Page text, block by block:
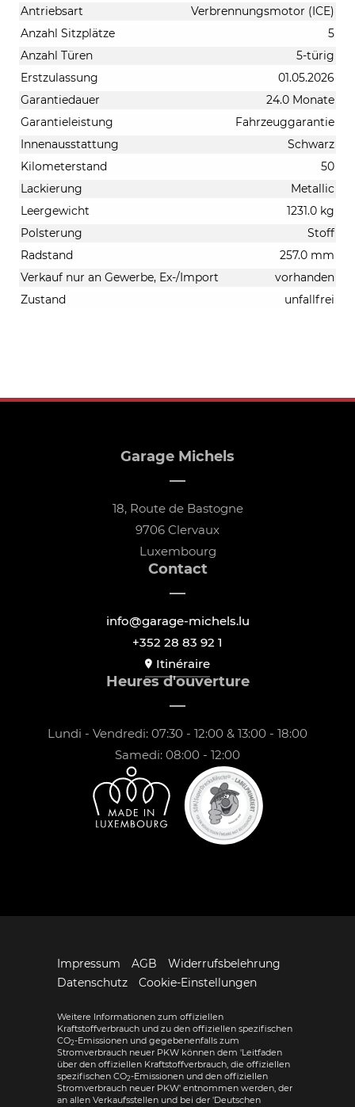
Antriebsart
Verbrennungsmotor (ICE)
Anzahl Sitzplätze
5
Anzahl Türen
5-türig
Erstzulassung
01.05.2026
Garantiedauer
24.0 Monate
Garantieleistung
Fahrzeuggarantie
Innenausstattung
Schwarz
Kilometerstand
50
Lackierung
Metallic
Leergewicht
1231.0 kg
Polsterung
Stoff
Radstand
257.0 mm
Verkauf nur an Gewerbe, Ex-/Import
vorhanden
Zustand
unfallfrei
Garage Michels
18, Route de Bastogne
9706 Clervaux
Luxembourg
Contact
info@garage-michels.lu
+352 28 83 92 1
Itinéraire
Heures d'ouverture
Lundi - Vendredi: 07:30 - 12:00 & 13:00 - 18:00
Samedi: 08:00 - 12:00
Impressum AGB
Widerrufsbelehrung
Datenschutz
Cookie-Einstellungen
Weitere Informationen zum offiziellen
Kraftstoffverbrauch und zu den offiziellen spezifischen
CO2-Emissionen und gegebenenfalls zum
Stromverbrauch neuer PKW können dem 'Leitfaden
über den offiziellen Kraftstoffverbrauch, die offiziellen
spezifischen CO2-Emissionen und den offiziellen
Stromverbrauch neuer PKW' entnommen werden, der
an allen Verkaufsstellen und bei der 'Deutschen